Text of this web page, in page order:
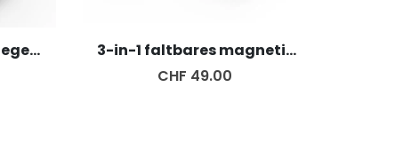
3-in-1 kabelloses Ladegerät
3-in-1 faltbares magnetisches kabelloses Ladegerät
CHF 49.00